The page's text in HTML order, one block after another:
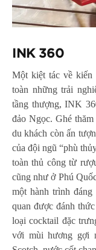
INK 360
Một kiệt tác về kiến
toàn những trải
tầng thượng, INK
đảo Ngọc. Ghé
du khách còn ấn
của đội ngũ “phù
toàn thủ công từ
cũng như ở Phú
một hành trình
quan được đánh
loại cocktail đặc
với mùi hương gợi